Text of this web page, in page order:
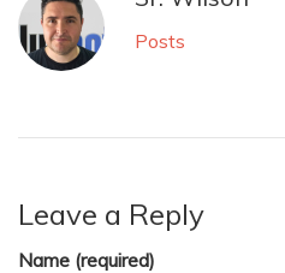
Posts
Leave a Reply
Name (required)